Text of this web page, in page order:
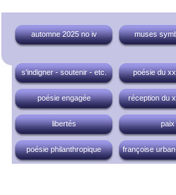
automne 2025 no iv
muses
s'indigner - soutenir - etc. poésie du
poésie engagée réception du
libertés paix
poésie philanthropique françoise